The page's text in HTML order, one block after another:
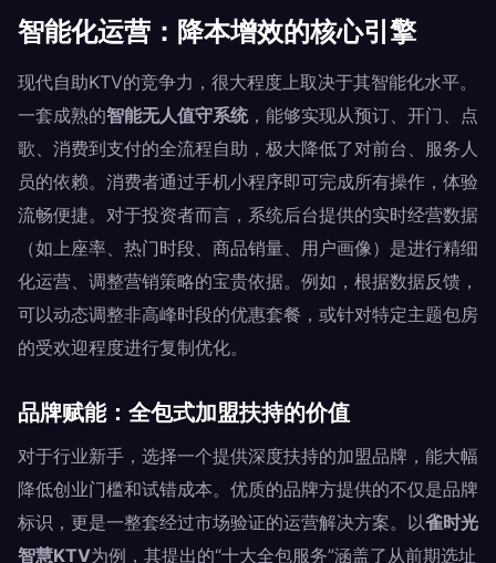
智能化运营：降本增效的核心引擎
现代自助KTV的竞争力，很大程度上取决于其智能化水平。
一套成熟的智能无人值守系统，能够实现从预订、开门、点
歌、消费到支付的全流程自助，极大降低了对前台、服务人
员的依赖。消费者通过手机小程序即可完成所有操作，体验
流畅便捷。对于投资者而言，系统后台提供的实时经营数据
（如上座率、热门时段、商品销量、用户画像）是进行精细
化运营、调整营销策略的宝贵依据。例如，根据数据反馈，
可以动态调整非高峰时段的优惠套餐，或针对特定主题包房
的受欢迎程度进行复制优化。
品牌赋能：全包式加盟扶持的价值
对于行业新手，选择一个提供深度扶持的加盟品牌，能大幅
降低创业门槛和试错成本。优质的品牌方提供的不仅是品牌
标识，更是一整套经过市场验证的运营解决方案。以雀时光
智慧KTV为例，其提出的“十大全包服务”涵盖了从前期选址